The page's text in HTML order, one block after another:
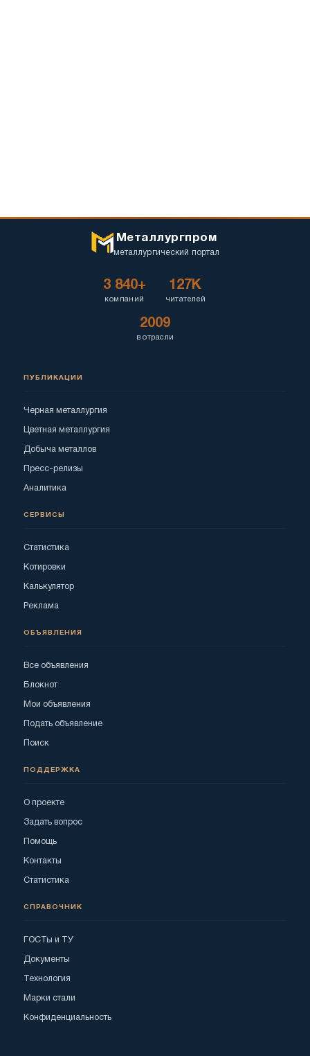
Металлургпром
металлургический портал
3 840+
компаний
127K
читателей
2009
в отрасли
ПУБЛИКАЦИИ
Черная металлургия
Цветная металлургия
Добыча металлов
Пресс-релизы
Аналитика
СЕРВИСЫ
Статистика
Котировки
Калькулятор
Реклама
ОБЪЯВЛЕНИЯ
Все объявления
Блокнот
Мои объявления
Подать объявление
Поиск
ПОДДЕРЖКА
О проекте
Задать вопрос
Помощь
Контакты
Статистика
СПРАВОЧНИК
ГОСТы и ТУ
Документы
Технология
Марки стали
Конфиденциальность